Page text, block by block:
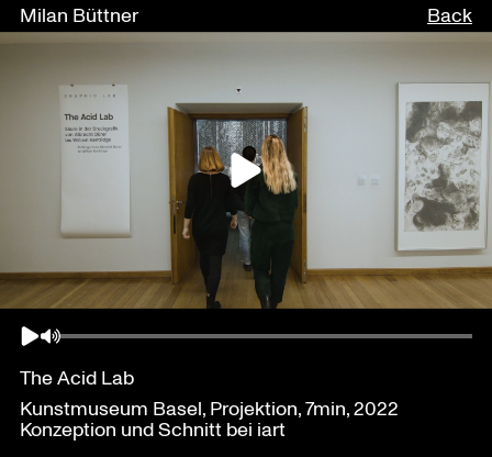
Milan Büttner Back
The Acid Lab
Kunstmuseum Basel, Projektion, 7min, 2022
Konzeption und Schnitt bei iart